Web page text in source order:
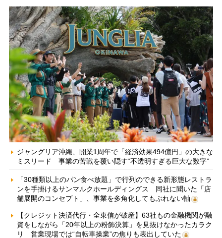
ジャングリア沖縄、開業1周年で「経済効果494億円」の大きな
ミスリード 事業の苦戦を覆い隠す“不透明すぎる巨大な数字”
「30種類以上のパン食べ放題」で行列のできる新形態レストラ
ンを手掛けるサンマルクホールディングス 同社に聞いた「店
舗展開のコンセプト」、事業を多角化してもぶれない軸
【クレジット決済代行・全東信が破産】63社もの金融機関が融
資をしながら「20年以上の粉飾決算」を見抜けなかったカラク
リ 営業現場では“自転車操業”の焦りも表出していた